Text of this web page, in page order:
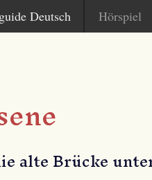
Deutsch Hörspiel
alte Brücke